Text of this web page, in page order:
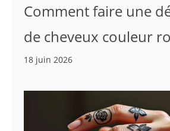
Comment faire une
de cheveux couleur
18 juin 2026